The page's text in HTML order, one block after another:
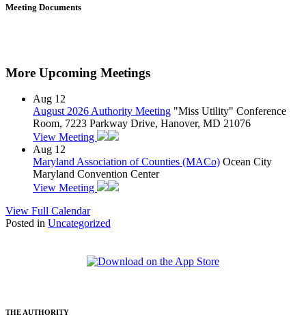
Meeting Documents
More Upcoming Meetings
Aug 12
August 2026 Authority Meeting "Miss Utility" Conference
Room, 7223 Parkway Drive, Hanover, MD 21076
View Meeting
Aug 12
Maryland Association of Counties (MACo) Ocean City
Maryland Convention Center
View Meeting
View Full Calendar
Posted in Uncategorized
THE AUTHORITY